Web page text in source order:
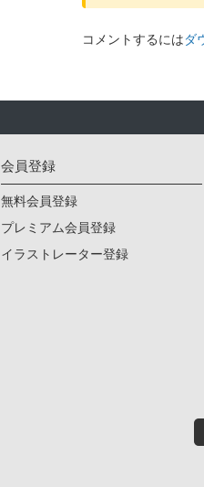
コメントするにはダ
会員登録
無料会員登録
プレミアム会員登録
イラストレーター登録